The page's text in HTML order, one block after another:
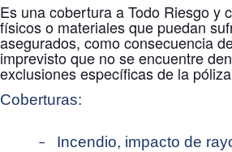
Es una cobertura a Todo Riesgo y
físicos o materiales que puedan
asegurados, como consecuencia
imprevisto que no se encuentre
exclusiones específicas de la
Coberturas:
– Incendio, impacto de